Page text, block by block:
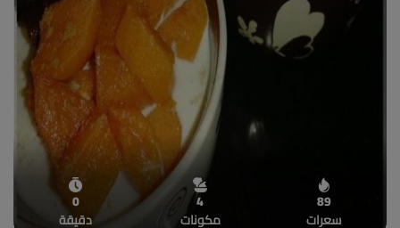
أعلن معنا(current)
89
سعرات
4
مكونات
0
دقيقة